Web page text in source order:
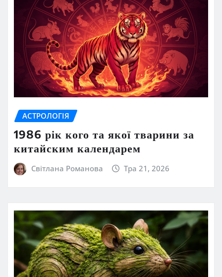
АСТРОЛОГІЯ
1986 рік кого та якої тварини за
китайским календарем
Світлана Романова Тра 21, 2026